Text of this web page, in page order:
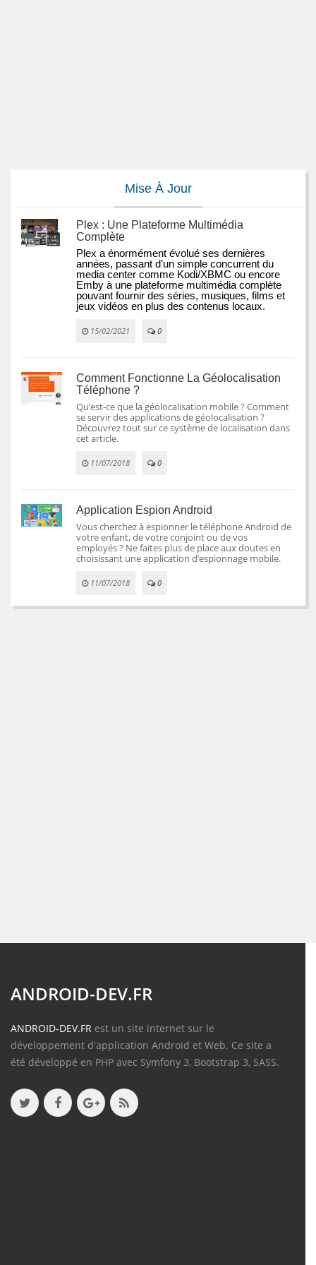
Mise À Jour
Plex : Une Plateforme Multimédia
Complète
Plex a énormément évolué ses dernières
années, passant d’un simple concurrent du
media center comme Kodi/XBMC ou encore
Emby à une plateforme multimédia complète
pouvant fournir des séries, musiques, films et
jeux vidéos en plus des contenus locaux.
15/02/2021 0
Comment Fonctionne La Géolocalisation
Téléphone ?
Qu’est-ce que la géolocalisation mobile ? Comment
se servir des applications de géolocalisation ?
Découvrez tout sur ce système de localisation dans
cet article.
11/07/2018 0
Application Espion Android
Vous cherchez à espionner le téléphone Android de
votre enfant, de votre conjoint ou de vos
employés ? Ne faites plus de place aux doutes en
choisissant une application d’espionnage mobile.
11/07/2018 0
ANDROID-DEV.FR
ANDROID-DEV.FR est un site internet sur le
développement d'application Android et Web. Ce site a
été développé en PHP avec Symfony 3, Bootstrap 3, SASS.